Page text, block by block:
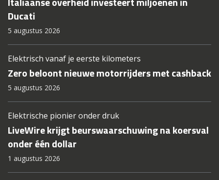
Ducati
5 augustus 2026
Elektrisch vanaf je eerste kilometers
Zero beloont nieuwe motorrijders met cashback
5 augustus 2026
Elektrische pionier onder druk
LiveWire krijgt beurswaarschuwing na koersval
onder één dollar
1 augustus 2026